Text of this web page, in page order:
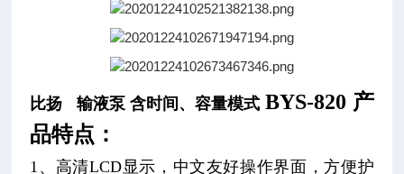
比扬 输液泵 含时间、容量模式 BYS-820 产
品特点：
1、高清LCD显示，中文友好操作界面，方便护